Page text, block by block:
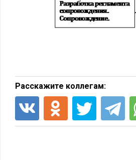
Расскажите коллегам: